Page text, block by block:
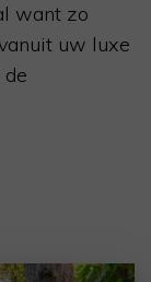
want zo
uw luxe